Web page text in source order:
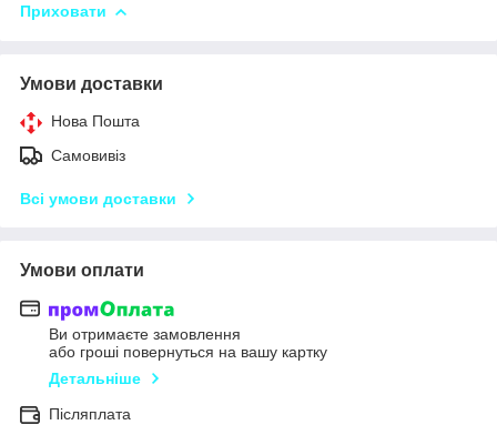
Приховати
Умови доставки
Нова Пошта
Самовивіз
Всі умови доставки
Умови оплати
Ви отримаєте замовлення
або гроші повернуться на вашу картку
Детальніше
Післяплата